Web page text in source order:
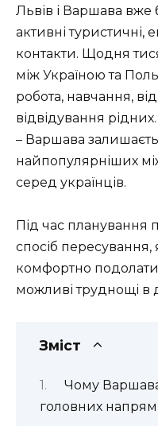
Львів і Варшава вже
активні туристичні,
контакти. Щодня
між Україною та
робота, навчання,
відвідування
– Варшава
найпопулярніших
серед українців.
Під час планування
спосіб
комфортно подолати
можливі труднощі в
Зміст
Чому
головних